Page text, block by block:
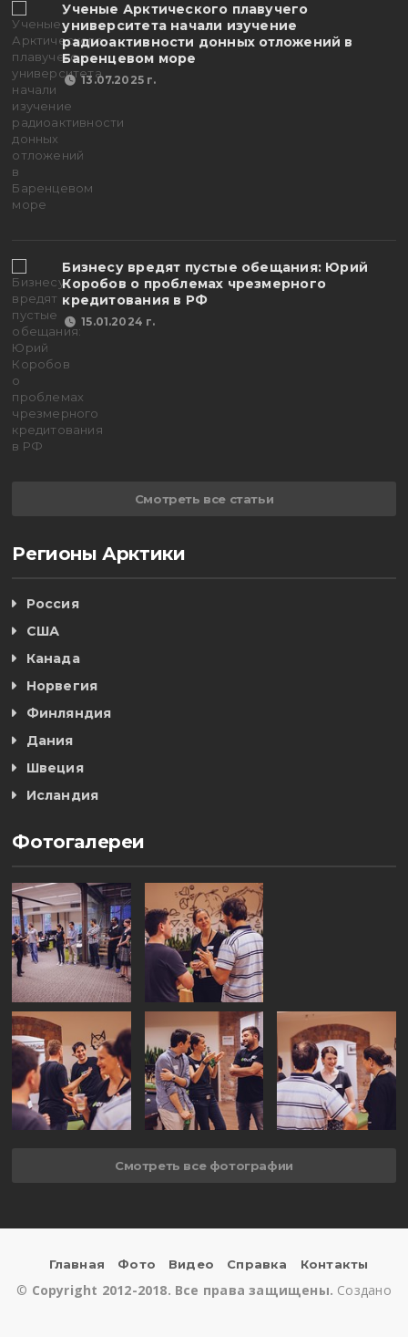
Ученые Арктического плавучего
университета начали изучение
радиоактивности донных отложений в
Баренцевом море
13.07.2025 г.
Бизнесу вредят пустые обещания: Юрий
Коробов о проблемах чрезмерного
кредитования в РФ
15.01.2024 г.
Смотреть все статьи
Регионы Арктики
Россия
США
Канада
Норвегия
Финляндия
Дания
Швеция
Исландия
Фотогалереи
Смотреть все фотографии
Главная Фото Видео Справка Контакты
© Copyright 2012-2018. Все права защищены. Создано